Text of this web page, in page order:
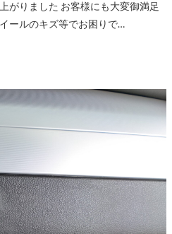
がりました お客様にも大変御満足
ールのキズ等でお困りで…